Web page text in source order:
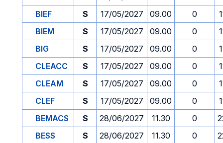
BIEF
S 17/05/2027 09.00 0
BIEM
S 17/05/2027 09.00 0
BIG
S 17/05/2027 09.00 0
CLEACC
S 17/05/2027 09.00 0
CLEAM
S 17/05/2027 09.00 0
CLEF
S 17/05/2027 09.00 0
BEMACS
S 28/06/2027 11.30 0
BESS
S 28/06/2027 11.30 0